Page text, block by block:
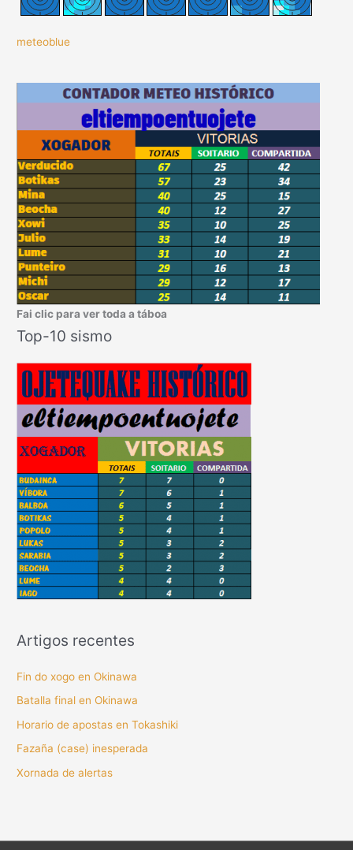
meteoblue
Fai clic para ver toda a táboa
Top-10 sismo
Artigos recentes
Fin do xogo en Okinawa
Batalla final en Okinawa
Horario de apostas en Tokashiki
Fazaña (case) inesperada
Xornada de alertas